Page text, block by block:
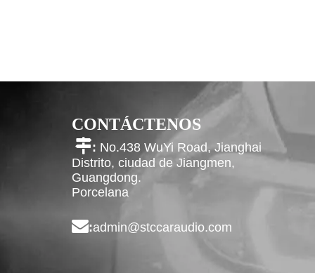
CONTÁCTENOS
: No.438 WuYi Road, Jianghai
Distrito, ciudad de Jiangmen,
Guangdong.
Porcelana
:admin@stccaraudio.com